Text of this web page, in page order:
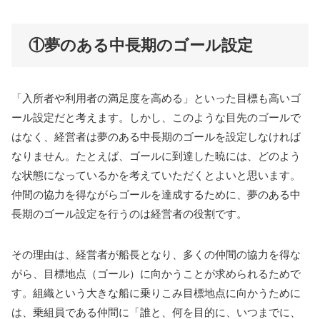
①夢のある中長期のゴール設定
「入所者や利用者の満足度を高める」といった目標も高いゴ
ール設定だと考えます。しかし、このような目先のゴールで
はなく、経営者は夢のある中長期のゴールを設定しなければ
なりません。たとえば、ゴールに到達した暁には、どのよう
な状態になっているかを考えていただくとよいと思います。
仲間の協力を得ながらゴールを達成するために、夢のある中
長期のゴール設定を行うのは経営者の役割です。
その理由は、経営者が船長となり、多くの仲間の協力を得な
がら、目標地点（ゴール）に向かうことが求められるためで
す。組織という大きな船に乗りこみ目標地点に向かうために
は、乗組員である仲間に「誰と、何を目的に、いつまでに、